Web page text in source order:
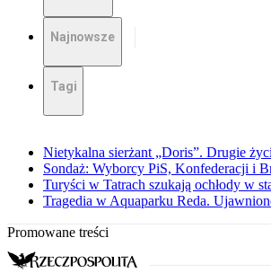
Najnowsze
Tagi
Nietykalna sierżant „Doris”. Drugie
Sondaż: Wyborcy PiS, Konfederacji i
Turyści w Tatrach szukają ochłody w
Tragedia w Aquaparku Reda.
Promowane treści